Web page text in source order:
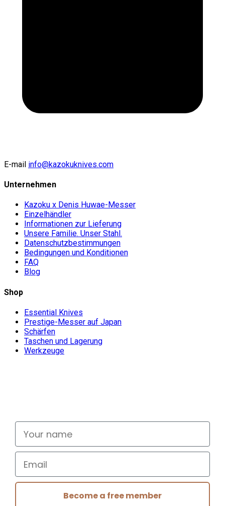
E-mail info@kazokuknives.com
Unternehmen
Kazoku x Denis Huwae-Messer
Einzelhändler
Informationen zur Lieferung
Unsere Familie. Unser Stahl.
Datenschutzbestimmungen
Bedingungen und Konditionen
FAQ
Blog
Shop
Essential Knives
Prestige-Messer auf Japan
Schärfen
Taschen und Lagerung
Werkzeuge
Your name
Email
Become a free member